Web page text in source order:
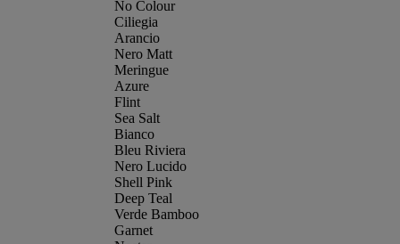
No Colour
Ciliegia
Arancio
Nero Matt
Meringue
Azure
Flint
Sea Salt
Bianco
Bleu Riviera
Nero Lucido
Shell Pink
Deep Teal
Verde Bamboo
Garnet